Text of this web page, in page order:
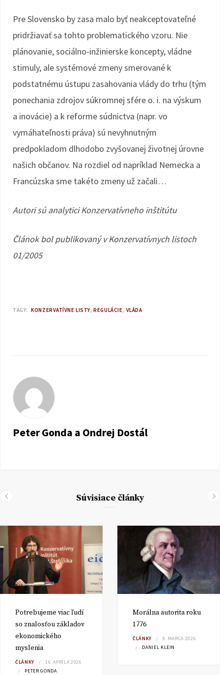
Pre Slovensko by zasa malo byť neakceptovateľné
pridržiavať sa tohto problematického vzoru. Nie
plánovanie, sociálno-inžinierske koncepty, vládne
stimuly, ale systémové zmeny smerované k
podstatnému ústupu zasahovania vlády do trhu (tým
ponechania zdrojov súkromnej sfére o. i. na výskum
a inovácie) a k reforme súdnictva (napr. vo
vymáhateľnosti práva) sú nevyhnutným
predpokladom dlhodobo zvyšovanej životnej úrovne
našich občanov. Na rozdiel od napríklad Nemecka a
Francúzska sme takéto zmeny už začali…
Autori sú analytici Konzervatívneho inštitútu
Článok bol publikovaný v Konzervatívnych listoch
01/2005
TAGY: KONZERVATÍVNE LISTY REGULÁCIE VLÁDA
Peter Gonda a Ondrej Dostál
Súvisiace články
Potrebujeme viac ľudí
so znalosťou základov
ekonomického
myslenia
ČLÁNKY
16. APRÍLA 2026
PETER GONDA
Morálna autorita roku
1776
ČLÁNKY
9. MARCA 2026
DANIEL KLEIN